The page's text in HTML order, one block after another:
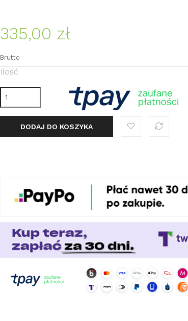
335,00 zł
Brutto
Ilość
DODAJ DO KOSZYKA